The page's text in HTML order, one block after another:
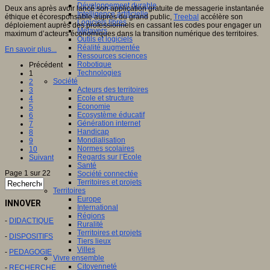
Développement durable
Intelligence artificielle
Logiciels libres
Métavers
Outils et logiciels
Réalité augmentée
Ressources sciences
Robotique
Technologies
Société
Acteurs des territoires
Ecole et structure
Economie
Ecosystème éducatif
Génération internet
Handicap
Mondialisation
Normes scolaires
Regards sur l’Ecole
Santé
Société connectée
Territoires et projets
Territoires
Europe
International
Régions
Ruralité
Territoires et projets
Tiers lieux
Villes
Vivre ensemble
Citoyenneté
Deux ans après avoir lancé son application gratuite de messagerie instantanée
éthique et écoresponsable auprès du grand public, Treebal accélère son
déploiement auprès des professionnels en cassant les codes pour engager un
maximum d’acteurs économiques dans la transition numérique des territoires.
En savoir plus...
Précédent
1
2
3
4
5
6
7
8
9
10
Suivant
Page 1 sur 22
INNOVER
- DIDACTIQUE
- DISPOSITIFS
- PEDAGOGIE
- RECHERCHE